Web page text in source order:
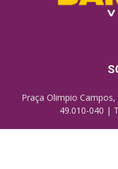
Praça Olimpio
49.010-040 |